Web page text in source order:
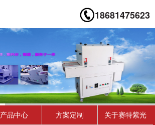
18681475623
产品中心 方案定制
关于赛特紫光